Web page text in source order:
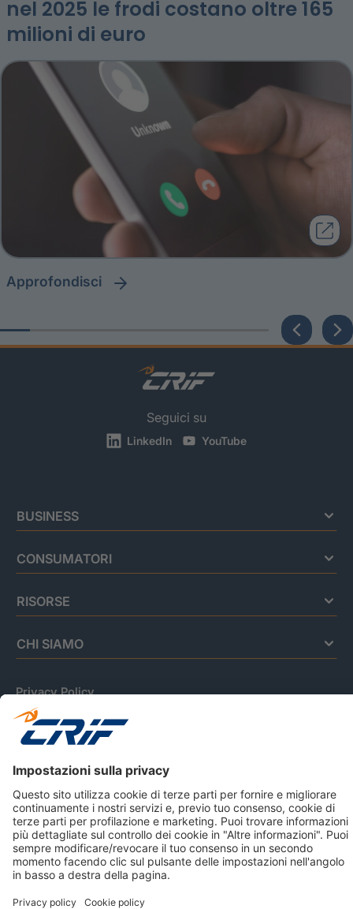
nel 2025 le frodi costano oltre 165
milioni di euro
approfondisci
Seguici su
LinkedIn YouTube
BUSINESS
CONSUMATORI
RISORSE
CHI SIAMO
Privacy Policy
Cookie Policy
Informativa Dati Personali
CRIF Business Ethics
Informativa Privacy Relativa Al Sistema Di Informazioni
Creditizie
© 2026 CRIF S.p.A. Tutti i diritti riservati.
sottoscritto € 51.941.235,00 di cui versato € 51.806.190,00 |